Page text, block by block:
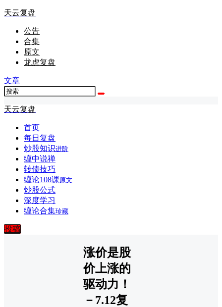
天云复盘
公告
合集
原文
龙虎复盘
文章
天云复盘
首页
每日复盘
炒股知识进阶
缠中说禅
转债技巧
缠论108课原文
炒股公式
深度学习
缠论合集珍藏
投稿
涨价是股
价上涨的
驱动力！
－7.12复